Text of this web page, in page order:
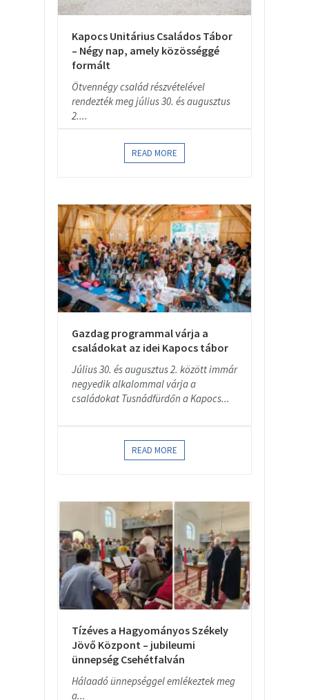
Kapocs Unitárius Családos Tábor
– Négy nap, amely közösséggé
formált
Ötvennégy család részvételével
rendezték meg július 30. és augusztus
2....
READ MORE
Gazdag programmal várja a
családokat az idei Kapocs tábor
Július 30. és augusztus 2. között immár
negyedik alkalommal várja a
családokat Tusnádfürdőn a Kapocs...
READ MORE
Tízéves a Hagyományos Székely
Jövő Központ – jubileumi
ünnepség Csehétfalván
Hálaadó ünnepséggel emlékeztek meg
a...